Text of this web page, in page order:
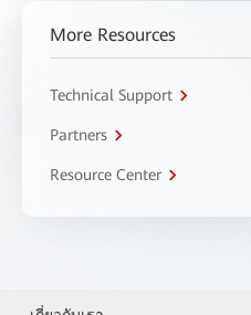
More Resources
Technical Support
Partners
Resource Center